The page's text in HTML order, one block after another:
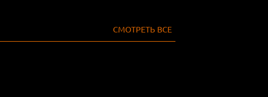
СМОТРЕТЬ ВСЕ